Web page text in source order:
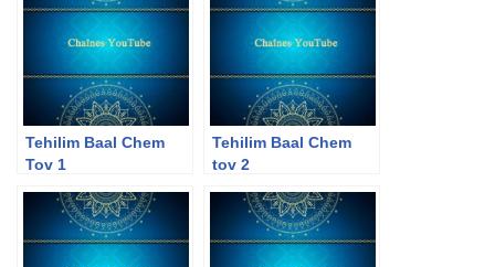
Tehilim Baal Chem
Tov 1
Tehilim Baal Chem
tov 2